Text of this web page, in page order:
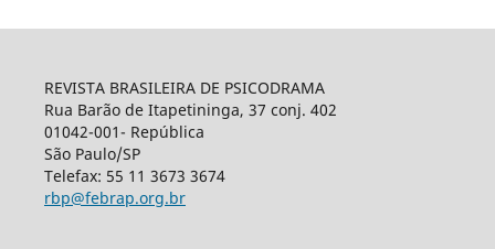
REVISTA BRASILEIRA DE PSICODRAMA
Rua Barão de Itapetininga, 37 conj. 402
01042-001- República
São Paulo/SP
Telefax: 55 11 3673 3674
rbp@febrap.org.br